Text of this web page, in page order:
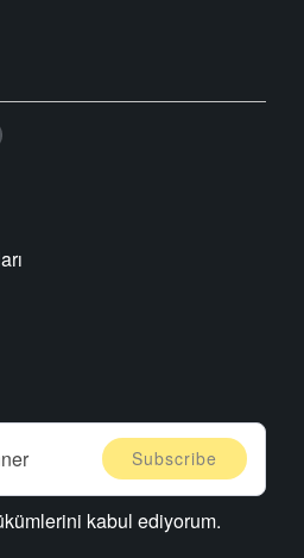
kabul ediyorum.